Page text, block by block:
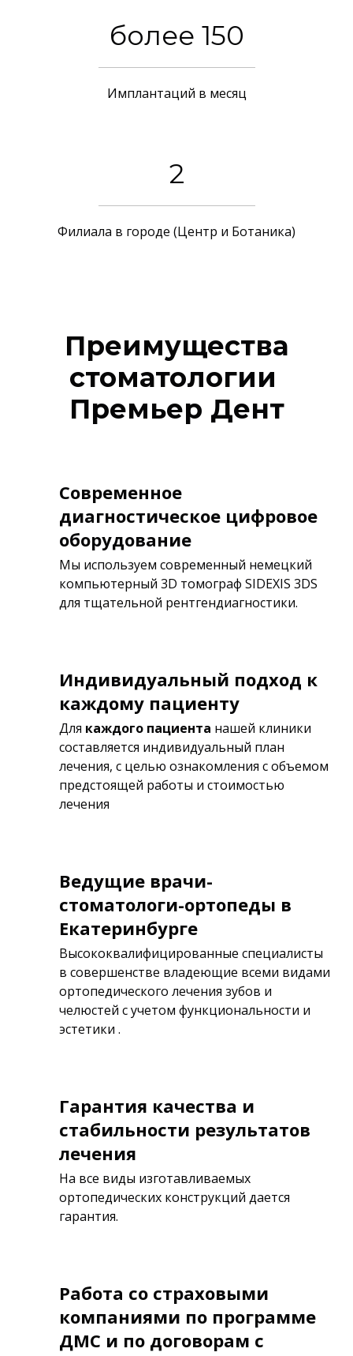
более 150
Имплантаций в месяц
2
Филиала в городе (Центр и Ботаника)
Преимущества
стоматологии
Премьер Дент
Современное
диагностическое цифровое
оборудование
Мы используем современный немецкий
компьютерный 3D томограф SIDEXIS 3DS
для тщательной рентгендиагностики.
Индивидуальный подход к
каждому пациенту
Для каждого пациента нашей клиники
составляется индивидуальный план
лечения, с целью ознакомления с объемом
предстоящей работы и стоимостью
лечения
Ведущие врачи-
стоматологи-ортопеды в
Екатеринбурге
Высококвалифицированные специалисты
в совершенстве владеющие всеми видами
ортопедического лечения зубов и
челюстей с учетом функциональности и
эстетики .
Гарантия качества и
стабильности результатов
лечения
На все виды изготавливаемых
ортопедических конструкций дается
гарантия.
Работа со страховыми
компаниями по программе
ДМС и по договорам с